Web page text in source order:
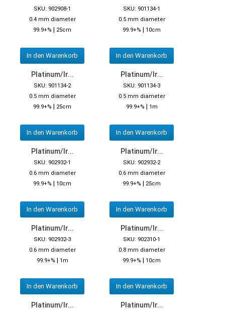
SKU: 902908-1
0.4 mm diameter
99.9+% | 25cm
In den Warenkorb
SKU: 901134-1
0.5 mm diameter
99.9+% | 10cm
In den Warenkorb
Platinum/Ir...
SKU: 901134-2
0.5 mm diameter
99.9+% | 25cm
In den Warenkorb
Platinum/Ir...
SKU: 901134-3
0.5 mm diameter
99.9+% | 1m
In den Warenkorb
Platinum/Ir...
SKU: 902932-1
0.6 mm diameter
99.9+% | 10cm
In den Warenkorb
Platinum/Ir...
SKU: 902932-2
0.6 mm diameter
99.9+% | 25cm
In den Warenkorb
Platinum/Ir...
SKU: 902932-3
0.6 mm diameter
99.9+% | 1m
In den Warenkorb
Platinum/Ir...
SKU: 902310-1
0.8 mm diameter
99.9+% | 10cm
In den Warenkorb
Platinum/Ir... Platinum/Ir...